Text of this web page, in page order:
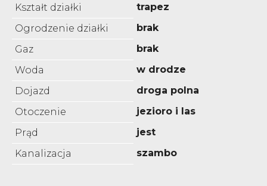
Kształt działki
trapez
Ogrodzenie działki
brak
Gaz
brak
Woda
w drodze
Dojazd
droga polna
Otoczenie
jezioro i las
Prąd
jest
Kanalizacja
szambo